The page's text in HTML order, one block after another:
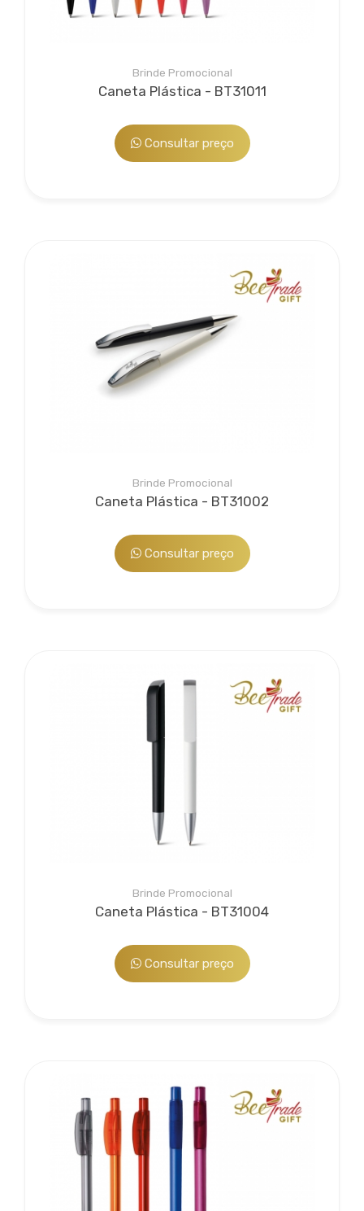
Brinde Promocional
Caneta Plástica - BT31011
Consultar preço
Brinde Promocional
Caneta Plástica - BT31002
Consultar preço
Brinde Promocional
Caneta Plástica - BT31004
Consultar preço